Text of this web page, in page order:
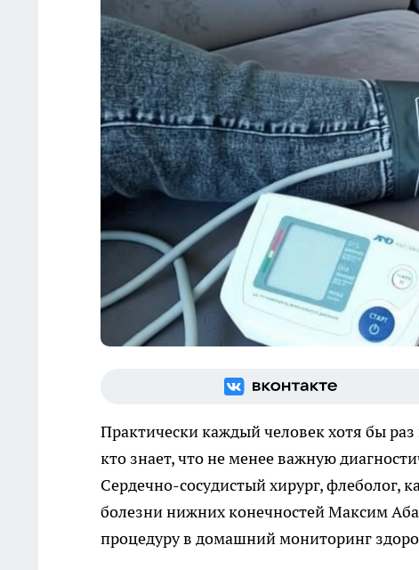
Практически каждый человек хотя бы
кто знает, что не менее важную
Сердечно-сосудистый хирург, флеболог,
болезни нижних конечностей Максим
процедуру в домашний мониторинг